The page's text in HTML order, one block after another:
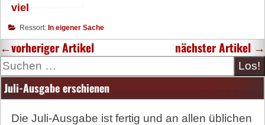
viel
Ressort: In eigener Sache
←vorheriger Artikel nächster Artikel →
Suche
Juli-Ausgabe erschienen
Die Juli-Ausgabe ist fertig und an allen üblichen